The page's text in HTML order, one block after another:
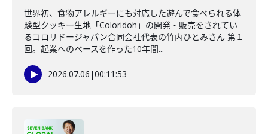
世界初、食物アレルギーにも対応した遊んで食べられる体
験型クッキー生地「Coloridoh」の開発・販売をされてい
るコロリドージャパン合同会社代表の竹内ひとみさん 第１
回。起業へのベースを作った10年間...
2026.07.06 |00:11:53